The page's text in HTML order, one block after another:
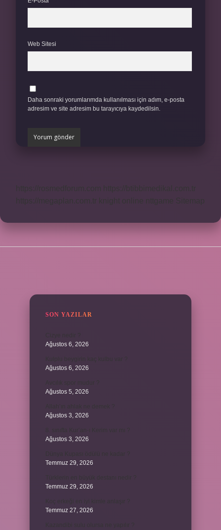
Web Sitesi
Daha sonraki yorumlarımda kullanılması için adım, e-posta
adresim ve site adresim bu tarayıcıya kaydedilsin.
SON YAZILAR
Ağustos 6, 2026
Ağustos 6, 2026
Ağustos 5, 2026
Ağustos 3, 2026
Ağustos 3, 2026
Temmuz 29, 2026
Temmuz 29, 2026
Temmuz 27, 2026